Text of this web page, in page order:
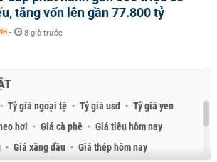
tăng vốn lên gần 77.800 tỷ
- 8 giờ trước
Tỷ giá ngoại tệ Tỷ giá usd
Tỷ giá yen
hơi Giá cà phê
Giá tiêu hôm nay
Giá xăng dầu
Giá thép hôm nay